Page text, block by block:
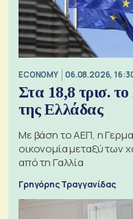
ECONOMY 06.08.2026,
Στα 18,8 τρισ.
της Ελλάδας
Με βάση το ΑΕΠ, η
οικονομία μεταξύ των
από τη Γαλλία
Γρηγόρης Τραγγανίδας